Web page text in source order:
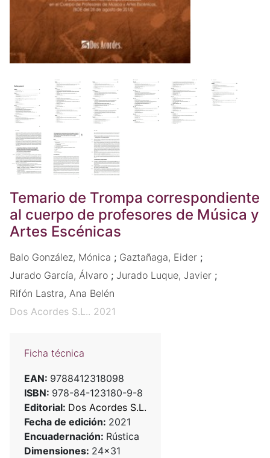
Temario de Trompa correspondiente
al cuerpo de profesores de Música y
Artes Escénicas
Balo González, Mónica ; Gaztañaga, Eider ;
Jurado García, Álvaro ; Jurado Luque, Javier ;
Rifón Lastra, Ana Belén
Dos Acordes S.L.. 2021
Ficha técnica
EAN: 9788412318098
ISBN: 978-84-123180-9-8
Editorial: Dos Acordes S.L.
Fecha de edición: 2021
Encuadernación: Rústica
Dimensiones: 24x31